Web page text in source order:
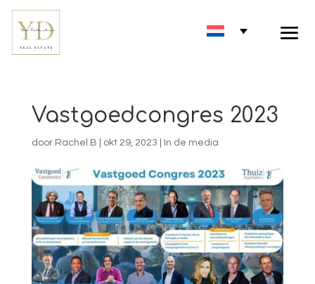
Vastgoedcongres 2023
door Rachel B okt 29, 2023 In de media